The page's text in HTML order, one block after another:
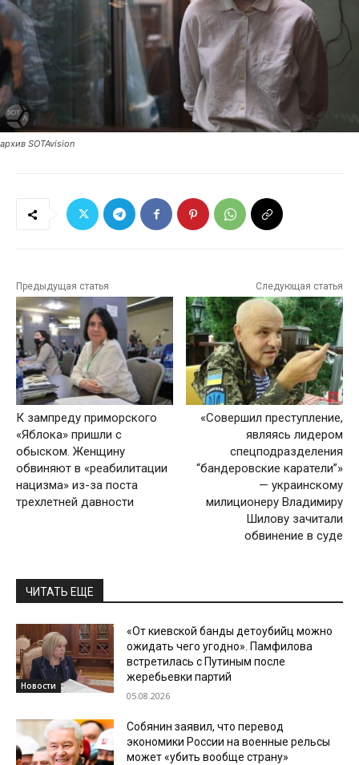
архив SOTAvision
Предыдущая статья
К зампреду приморского
«Яблока» пришли с
обыском. Женщину
обвиняют в «реабилитации
нацизма» из-за поста
трехлетней давности
Следующая статья
«Совершил преступление,
являясь лидером
спецподразделения
“бандеровские каратели”»
— украинскому
милиционеру Владимиру
Шилову зачитали
обвинение в суде
ЧИТАТЬ ЕЩЕ
Новости
«От киевской банды детоубийц можно
ожидать чего угодно». Памфилова
встретилась с Путиным после
жеребьевки партий
05.08.2026
Собянин заявил, что перевод
экономики России на военные рельсы
может «убить вообще страну»